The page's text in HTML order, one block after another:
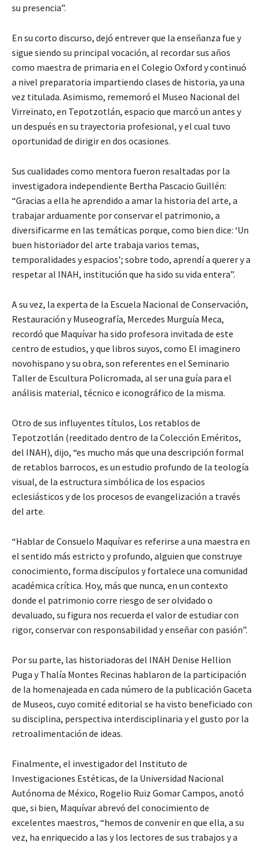
su presencia”.
En su corto discurso, dejó entrever que la enseñanza fue y
sigue siendo su principal vocación, al recordar sus años
como maestra de primaria en el Colegio Oxford y continuó
a nivel preparatoria impartiendo clases de historia, ya una
vez titulada. Asimismo, rememoró el Museo Nacional del
Virreinato, en Tepotzotlán, espacio que marcó un antes y
un después en su trayectoria profesional, y el cual tuvo
oportunidad de dirigir en dos ocasiones.
Sus cualidades como mentora fueron resaltadas por la
investigadora independiente Bertha Pascacio Guillén:
“Gracias a ella he aprendido a amar la historia del arte, a
trabajar arduamente por conservar el patrimonio, a
diversificarme en las temáticas porque, como bien dice: ‘Un
buen historiador del arte trabaja varios temas,
temporalidades y espacios’; sobre todo, aprendí a querer y a
respetar al INAH, institución que ha sido su vida entera”.
A su vez, la experta de la Escuela Nacional de Conservación,
Restauración y Museografía, Mercedes Murguía Meca,
recordó que Maquívar ha sido profesora invitada de este
centro de estudios, y que libros suyos, como El imaginero
novohispano y su obra, son referentes en el Seminario
Taller de Escultura Policromada, al ser una guía para el
análisis material, técnico e iconográfico de la misma.
Otro de sus influyentes títulos, Los retablos de
Tepotzotlán (reeditado dentro de la Colección Eméritos,
del INAH), dijo, “es mucho más que una descripción formal
de retablos barrocos, es un estudio profundo de la teología
visual, de la estructura simbólica de los espacios
eclesiásticos y de los procesos de evangelización a través
del arte.
“Hablar de Consuelo Maquívar es referirse a una maestra en
el sentido más estricto y profundo, alguien que construye
conocimiento, forma discípulos y fortalece una comunidad
académica crítica. Hoy, más que nunca, en un contexto
donde el patrimonio corre riesgo de ser olvidado o
devaluado, su figura nos recuerda el valor de estudiar con
rigor, conservar con responsabilidad y enseñar con pasión”.
Por su parte, las historiadoras del INAH Denise Hellion
Puga y Thalía Montes Recinas hablaron de la participación
de la homenajeada en cada número de la publicación Gaceta
de Museos, cuyo comité editorial se ha visto beneficiado con
su disciplina, perspectiva interdisciplinaria y el gusto por la
retroalimentación de ideas.
Finalmente, el investigador del Instituto de
Investigaciones Estéticas, de la Universidad Nacional
Autónoma de México, Rogelio Ruiz Gomar Campos, anotó
que, si bien, Maquívar abrevó del conocimiento de
excelentes maestros, “hemos de convenir en que ella, a su
vez, ha enriquecido a las y los lectores de sus trabajos y a